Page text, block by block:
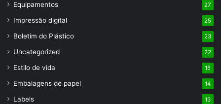
Equipamentos 27
Impressão digital 25
Boletim do Plástico 23
Uncategorized 22
Estilo de vida 15
Embalagens de papel 14
Labels 13